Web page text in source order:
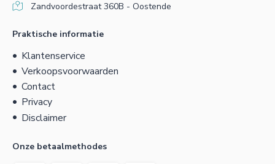
Zandvoordestraat 360B - Oostende
Praktische informatie
Klantenservice
Verkoopsvoorwaarden
Contact
Privacy
Disclaimer
Onze betaalmethodes